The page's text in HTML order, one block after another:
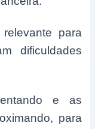
para
dificuldades
e as
para